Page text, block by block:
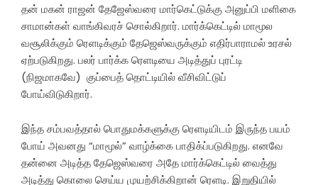
தன் மகன் ராஜன் தேஜேஸ்வரை மார்கெட்டுக்கு அனுப்பி மளிகை
சாமான்கள் வாங்கிவரச் சொல்கிறார். மார்க்கெட்டில் மாமூல
வசூலிக்கும் ரெளடிக்கும் தேஜெஸ்வருக்கும் எதிர்பாராமல் உரசல்
ஏற்படுகிறது. பலர் பார்க்க ரெளடியை அடித்துப் புரட்டி
(நிஜமாகவே) குப்பைத் தொட்டியில் வீசிவிட்டுப்
போய்விடுகிறார்.
இந்த சம்பவத்தால் பொதுமக்களுக்கு ரெளடியிடம் இருந்த பயம்
போய் அவனது “மாமூல்” வாழ்க்கை பாதிக்ப்படுகிறது. எனவே
தன்னை அடித்த தேஜெஸ்வரை அதே மார்க்கெட்டில் வைத்து
அடித்து கொலை செய்ய முயற்சிக்கிறான் ரெளடி. இறுதியில்